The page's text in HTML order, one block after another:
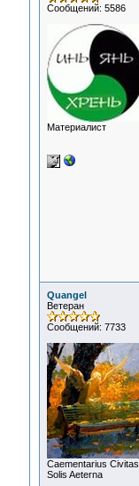
Сообщений: 5586
Материалист
Quangel
Ветеран
Сообщений: 7733
Сaementarius Civitas
Solis Aeterna